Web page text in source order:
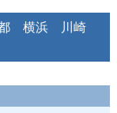
都 横浜 川崎